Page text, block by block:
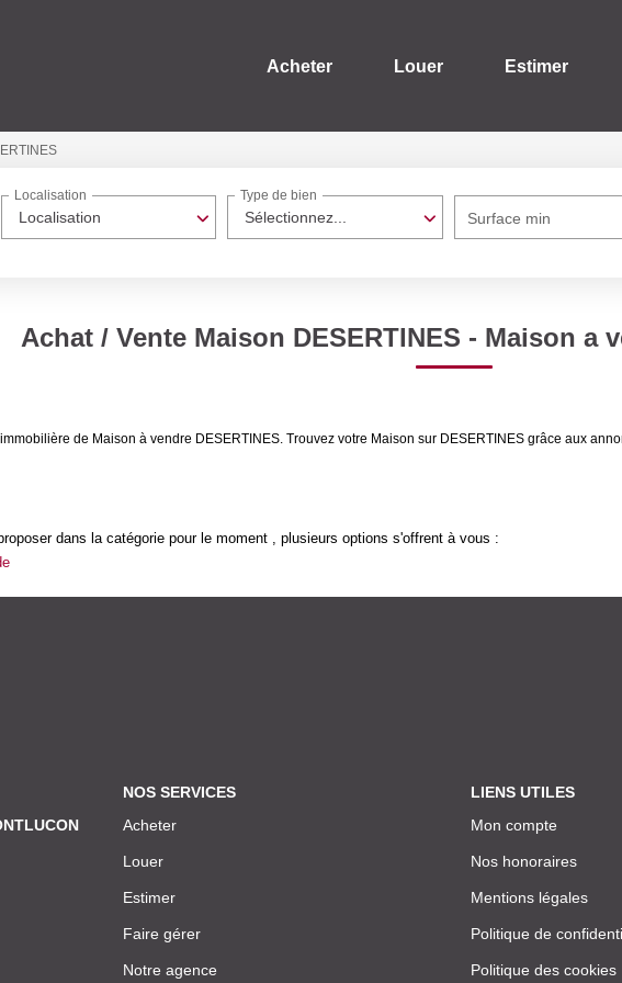
Acheter Louer Estimer
Localisation
Localisation
Sélectionnez...
Type de bien
Surface min
Achat / Vente Maison DESERTINES - Maison a
de Maison à vendre DESERTINES. Trouvez votre Maison sur DESERTINES grâce aux
dans la catégorie pour le moment , plusieurs options s'offrent à vous :
NOS SERVICES
Acheter
Louer
Estimer
Faire gérer
Notre agence
LIENS UTILES
Mon compte
Nos honoraires
Mentions légales
Politique de
Politique des cookies